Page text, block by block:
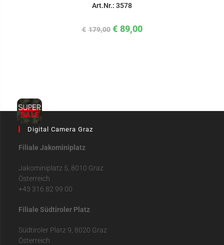
Art.Nr.: 3578
€ 179,00 € 89,00
Digital Camera Graz
Filiale Jakominiplatz
Jakominiplatz 5, 8010 Graz
Österreich
+43 316 82 99 00
Filiale Südtiroler Platz
Südtiroler Platz 9, 8020 Graz
Österreich